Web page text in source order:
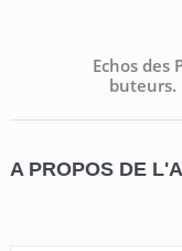
Echos des
buteurs.
A PROPOS DE